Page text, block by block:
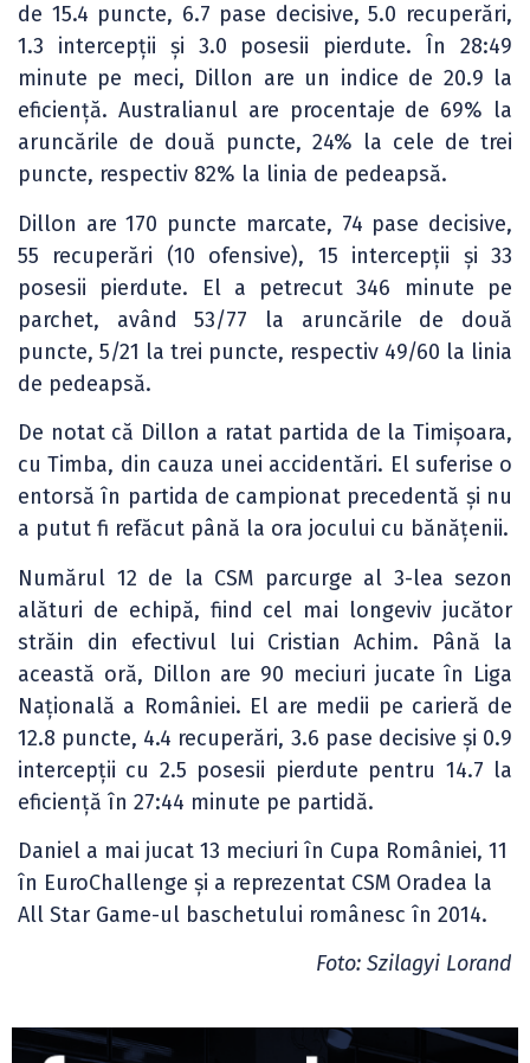
de 15.4 puncte, 6.7 pase decisive, 5.0 recuperări,
1.3 intercepții și 3.0 posesii pierdute. În 28:49
minute pe meci, Dillon are un indice de 20.9 la
eficiență. Australianul are procentaje de 69% la
aruncările de două puncte, 24% la cele de trei
puncte, respectiv 82% la linia de pedeapsă.
Dillon are 170 puncte marcate, 74 pase decisive,
55 recuperări (10 ofensive), 15 intercepții și 33
posesii pierdute. El a petrecut 346 minute pe
parchet, având 53/77 la aruncările de două
puncte, 5/21 la trei puncte, respectiv 49/60 la linia
de pedeapsă.
De notat că Dillon a ratat partida de la Timișoara,
cu Timba, din cauza unei accidentări. El suferise o
entorsă în partida de campionat precedentă și nu
a putut fi refăcut până la ora jocului cu bănățenii.
Numărul 12 de la CSM parcurge al 3-lea sezon
alături de echipă, fiind cel mai longeviv jucător
străin din efectivul lui Cristian Achim. Până la
această oră, Dillon are 90 meciuri jucate în Liga
Națională a României. El are medii pe carieră de
12.8 puncte, 4.4 recuperări, 3.6 pase decisive și 0.9
intercepții cu 2.5 posesii pierdute pentru 14.7 la
eficiență în 27:44 minute pe partidă.
Daniel a mai jucat 13 meciuri în Cupa României, 11
în EuroChallenge și a reprezentat CSM Oradea la
All Star Game-ul baschetului românesc în 2014.
Foto: Szilagyi Lorand